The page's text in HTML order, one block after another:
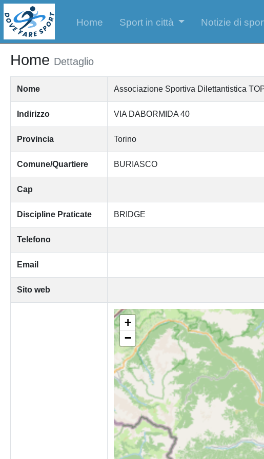
Home Sport in città Notizie di
Home Dettaglio
Nome Associazione Sportiva Dilettantistica
Indirizzo VIA DABORMIDA 40
Provincia Torino
Comune/Quartiere BURIASCO
Cap
Discipline Praticate BRIDGE
Telefono
Email
Sito web
+
−